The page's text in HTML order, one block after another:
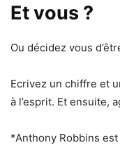
Et vous ?
Ou décidez vous
Ecrivez un chiffre et
à l’esprit. Et ensuite,
*Anthony Robbins